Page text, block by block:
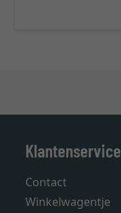
Klantenservice
Contact
Winkelwagentje